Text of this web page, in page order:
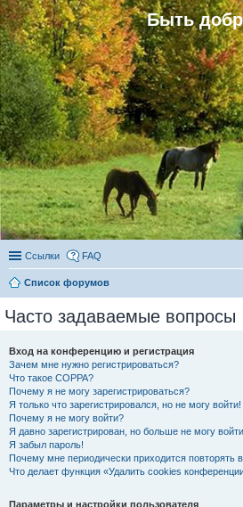
Быть
Ссылки FAQ
Список форумов
Часто задаваемые вопросы
Вход на конференцию и регистрация
Зачем мне нужно регистрироваться?
Что такое COPPA?
Почему я не могу зарегистрироваться?
Я только что зарегистрировался, но не могу войти!
Почему я не могу войти?
Я давно зарегистрирован, но больше не могу
Я забыл пароль!
Почему мне периодически приходится повторять
Что делает функция «Удалить cookies
Параметры и настройки пользователя